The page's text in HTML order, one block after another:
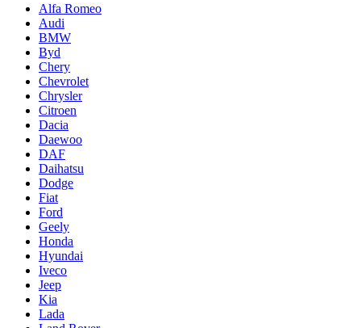
Alfa Romeo
Audi
BMW
Byd
Chery
Chevrolet
Chrysler
Citroen
Dacia
Daewoo
DAF
Daihatsu
Dodge
Fiat
Ford
Geely
Honda
Hyundai
Iveco
Jeep
Kia
Lada